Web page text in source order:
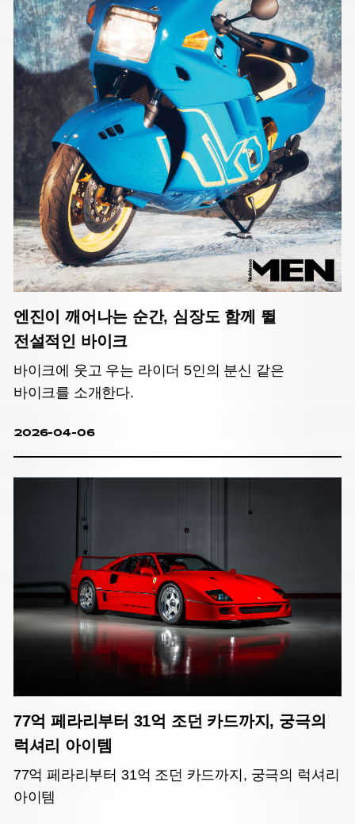
엔진이 깨어나는 순간, 심장도 함께 뛸
전설적인 바이크
바이크에 웃고 우는 라이더 5인의 분신 같은
바이크를 소개한다.
2026-04-06
77억 페라리부터 31억 조던 카드까지, 궁극의
럭셔리 아이템
77억 페라리부터 31억 조던 카드까지, 궁극의 럭셔리
아이템